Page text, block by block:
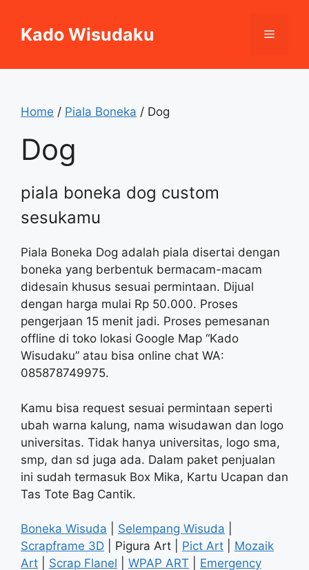
contentKado Wisudaku Menu
Home / Piala Boneka / Dog
Dog
piala boneka dog custom
sesukamu
Piala Boneka Dog adalah piala disertai dengan
boneka yang berbentuk bermacam-macam
didesain khusus sesuai permintaan. Dijual
dengan harga mulai Rp 50.000. Proses
pengerjaan 15 menit jadi. Proses pemesanan
offline di toko lokasi Google Map “Kado
Wisudaku” atau bisa online chat WA:
085878749975.
Kamu bisa request sesuai permintaan seperti
ubah warna kalung, nama wisudawan dan logo
universitas. Tidak hanya universitas, logo sma,
smp, dan sd juga ada. Dalam paket penjualan
ini sudah termasuk Box Mika, Kartu Ucapan dan
Tas Tote Bag Cantik.
Boneka Wisuda Selempang Wisuda
Scrapframe 3D | Pigura Art | Pict Art
Mozaik
Art
Scrap Flanel WPAP ART
Emergency